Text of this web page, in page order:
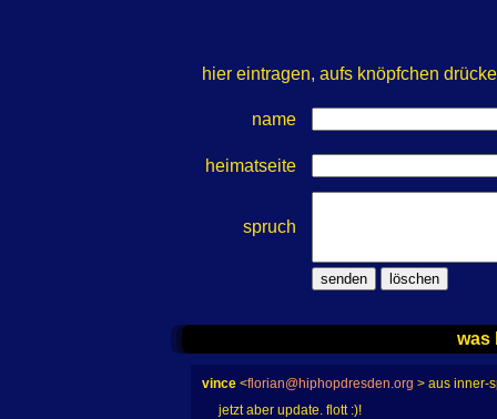
hier eintragen, aufs knöpfchen
name
heimatseite
spruch
was
vince <florian@hiphopdresden.org > aus inner-
jetzt aber update. flott :)!